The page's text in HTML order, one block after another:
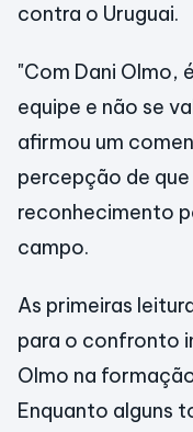
contra o Uruguai.
"Com Dani Olmo,
equipe e não se
afirmou um
percepção de
reconhecimento
campo.
As primeiras
para o confronto
Olmo na
Enquanto alguns